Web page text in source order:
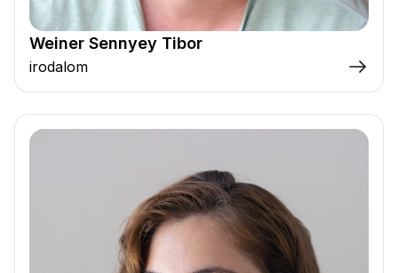
Weiner Sennyey Tibor
irodalom